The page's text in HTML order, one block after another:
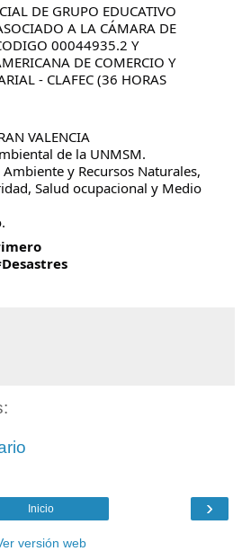
DE GRUPO EDUCATIVO
A LA CÁMARA DE
00044935.2 Y
DE COMERCIO Y
- CLAFEC (36 HORAS
VALENCIA
de la UNMSM.
y Recursos Naturales,
Salud ocupacional y Medio
›
Inicio
versión web